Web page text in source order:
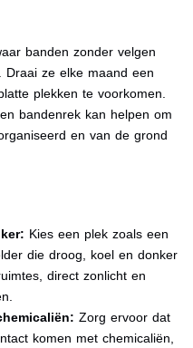
banden zonder velgen
Draai ze elke maand een
plekken te voorkomen.
bandenrek kan helpen om
en van de grond
Kies een plek zoals een
die droog, koel en donker
direct zonlicht en
Zorg ervoor dat
komen met chemicaliën,